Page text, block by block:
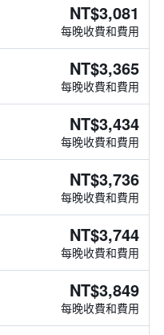
NT$3,081
每晚收費和費用
NT$3,365
每晚收費和費用
NT$3,434
每晚收費和費用
NT$3,736
每晚收費和費用
NT$3,744
每晚收費和費用
NT$3,849
每晚收費和費用